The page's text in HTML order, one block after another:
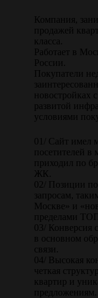
Компания,
продажей
класса.
Работает в
России.
Покупатели
новостройках
развитой
условиями
01/
Сайт имел
посетителей
приходил по
ЖК.
02/
Позиции
запросам,
Москве» и
пределами
03/
Конверсия
в основном
связи.
04/
Высокая
четкая
квартир и
предложениям.